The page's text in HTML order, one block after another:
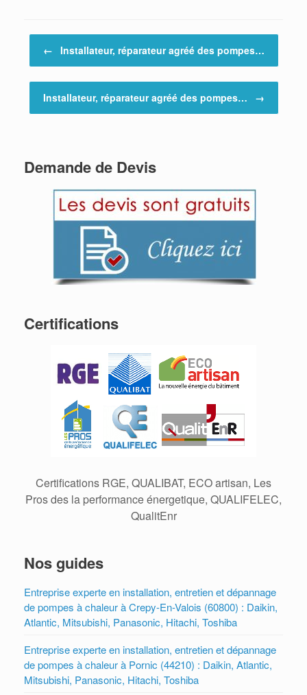
← Installateur, réparateur agréé des pompes…
Installateur, réparateur agréé des pompes… →
Demande de Devis
Certifications
Certifications RGE, QUALIBAT, ECO artisan, Les
Pros des la performance énergetique, QUALIFELEC,
QualitEnr
Nos guides
Entreprise experte en installation, entretien et dépannage
de pompes à chaleur à Crepy-En-Valois (60800) : Daikin,
Atlantic, Mitsubishi, Panasonic, Hitachi, Toshiba
Entreprise experte en installation, entretien et dépannage
de pompes à chaleur à Pornic (44210) : Daikin, Atlantic,
Mitsubishi, Panasonic, Hitachi, Toshiba